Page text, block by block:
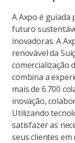
A Axpo é
futuro
inovadoras. A
renovável da
comercialização
combina a
mais de 6.700
inovação,
Utilizando
satisfazer as
seus clientes em